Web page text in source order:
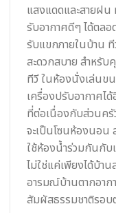
แสงแดดและสายฝน
รับอากาศดีๆ ได้ตล
รับแขกภายในบ้าน
สะดวกสบาย สำหรั
ทีวี ในห้องนั่งเล่นข
เครื่องปรับอากาศไ
ที่ต่อเนื่องกับส่วนครั
จะเป็นโซนห้องนอน
ใช้ห้องน้ำร่วมกันกั
ไม่ใช่แค่เพียงได้บ้า
อารมณ์บ้านตากอา
สัมผัสธรรมชาติรอ